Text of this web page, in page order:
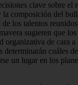
clave sobre el
la composición del
los talentos
sugieren que
organizativa de cara a
determinarán cuáles
un lugar en los